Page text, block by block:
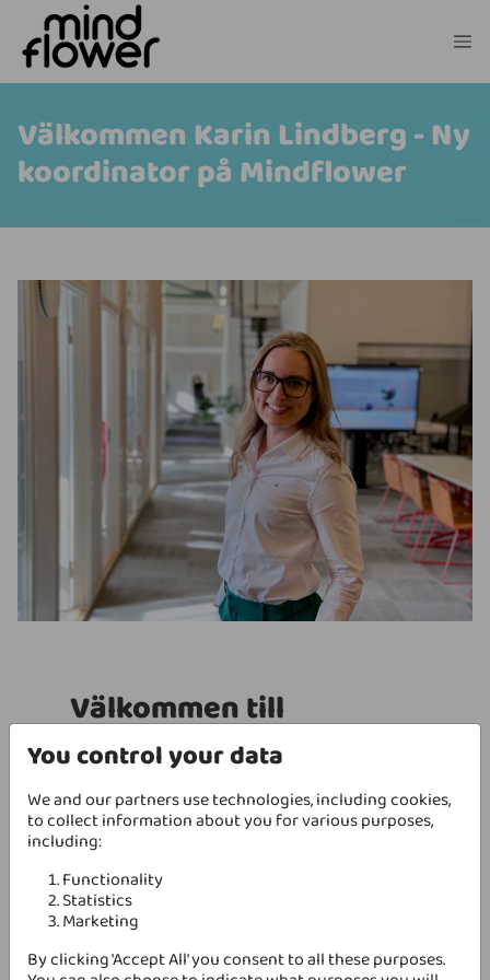
Välkommen Karin Lindberg - Ny
koordinator på Mindflower
Välkommen till
Mindflower Karin!
Efter att ha "luftat vingarna" och
samlat på sig nya erfarenheter säger
vi välkommen hem igen Karin!
Mer om Karin
Karin är utbildad civilekonom med över 20 år i
IT-branschen. "Jag älskar pulsen och
möjligheterna som finns i branschen", säger
You control your data
We and our partners use technologies, including cookies,
to collect information about you for various purposes,
including:
Functionality
Statistics
Marketing
By clicking 'Accept All' you consent to all these purposes.